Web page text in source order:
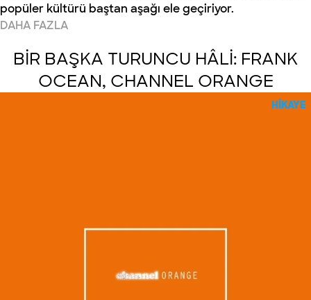
popüler kültürü baştan aşağı ele geçiriyor.
DAHA FAZLA
BİR BAŞKA TURUNCU HÂLİ: FRANK
OCEAN, CHANNEL ORANGE
HIKAYE